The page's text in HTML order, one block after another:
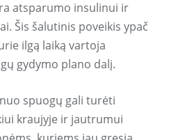
atsparumo insulinui ir
Šis šalutinis poveikis ypač
ilgą laiką vartoja
gydymo plano dalį.
spuogų gali turėti
kraujyje ir jautrumui